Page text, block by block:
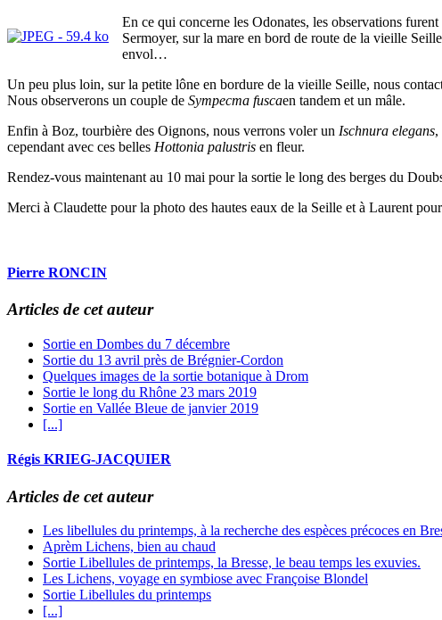
En ce qui concerne les Odonates, les observations
Sermoyer, sur la mare en bord de route de la vieille
envol…
Un peu plus loin, sur la petite lône en bordure de la vieille Seille, nous
Nous observerons un couple de Sympecma fuscaen tandem et un mâle.
Enfin à Boz, tourbière des Oignons, nous verrons voler un Ischnura elegans,
cependant avec ces belles Hottonia palustris en fleur.
Rendez-vous maintenant au 10 mai pour la sortie le long des berges du
Merci à Claudette pour la photo des hautes eaux de la Seille et à Laurent
Pierre RONCIN
Articles de cet auteur
Sortie en Dombes du 7 décembre
Sortie du 13 avril près de Brégnier-Cordon
Quelques images de la sortie botanique à Drom
Sortie le long du Rhône 23 mars 2019
Sortie en Vallée Bleue de janvier 2019
[...]
Régis KRIEG-JACQUIER
Articles de cet auteur
Les libellules du printemps, à la recherche des espèces précoces en
Aprèm Lichens, bien au chaud
Sortie Libellules de printemps, la Bresse, le beau temps les exuvies.
Les Lichens, voyage en symbiose avec Françoise Blondel
Sortie Libellules du printemps
[...]